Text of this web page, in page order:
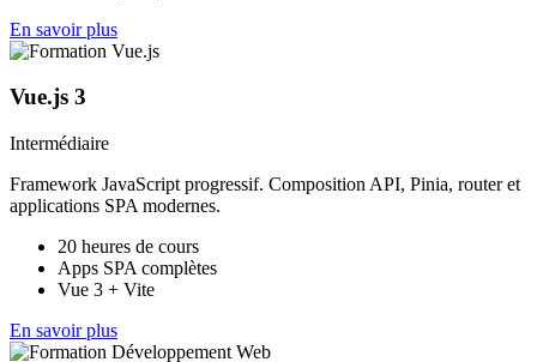
En savoir plus
Vue.js 3
Intermédiaire
Framework JavaScript progressif. Composition API, Pinia, router et
applications SPA modernes.
20 heures de cours
Apps SPA complètes
Vue 3 + Vite
En savoir plus